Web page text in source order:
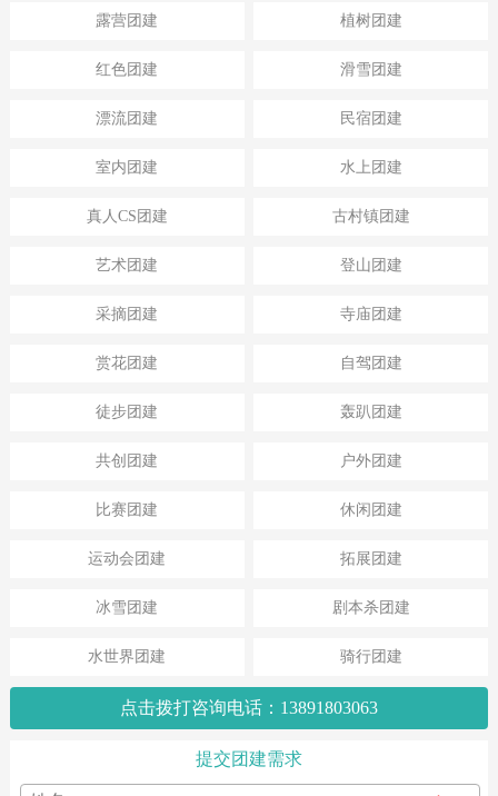
露营团建 植树团建
红色团建 滑雪团建
漂流团建 民宿团建
室内团建 水上团建
真人CS团建 古村镇团建
艺术团建 登山团建
采摘团建 寺庙团建
赏花团建 自驾团建
徒步团建 轰趴团建
共创团建 户外团建
比赛团建 休闲团建
运动会团建 拓展团建
冰雪团建 剧本杀团建
水世界团建 骑行团建
点击拨打咨询电话：13891803063
提交团建需求